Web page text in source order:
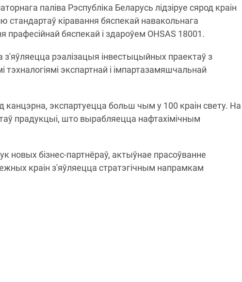
паліва Рэспубліка Беларусь лідзіруе сярод краін
кіравання бяспекай навакольнага
прафесійнай бяспекай і здароўем OHSAS 18001.
рэалізацыя інвестыцыйных праектаў з
тэхналогіямі экспартнай і імпартазамяшчальнай
канцэрна, экспартуецца больш чым у 100 краін свету. На
прадукцыі, што вырабляецца нафтахімічным
новых бізнес-партнёраў, актыўнае прасоўванне
краін з'яўляецца стратэгічным напрамкам